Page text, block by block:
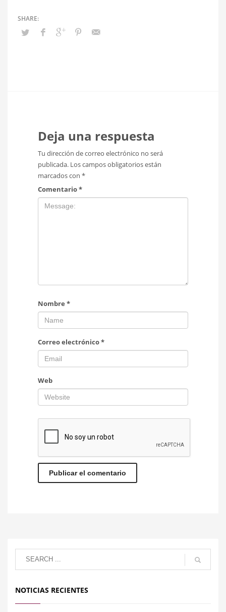
Deja una respuesta
Tu dirección de correo electrónico no será
publicada. Los campos obligatorios están
marcados con *
Comentario*
Nombre *
Correo electrónico*
Web
NOTICIAS RECIENTES